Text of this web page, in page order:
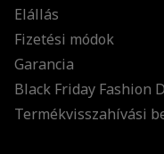
Elállás
Fizetési módok
Garancia
Black Friday Fashion
Termékvisszahívási